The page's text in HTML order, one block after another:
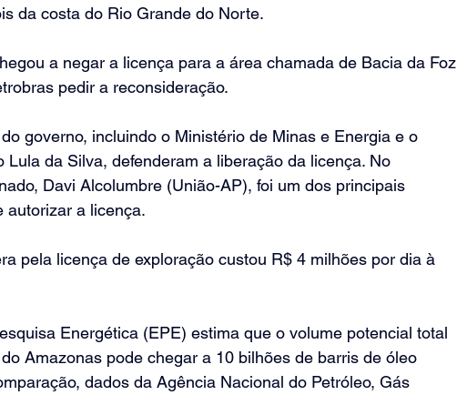
da costa do Rio Grande do Norte.
a negar a licença para a área chamada de Bacia da Foz
pedir a reconsideração.
governo, incluindo o Ministério de Minas e Energia e o
Lula da Silva, defenderam a liberação da licença. No
Davi Alcolumbre (União-AP), foi um dos principais
autorizar a licença.
pela licença de exploração custou R$ 4 milhões por dia à
Energética (EPE) estima que o volume potencial total
Amazonas pode chegar a 10 bilhões de barris de óleo
dados da Agência Nacional do Petróleo, Gás